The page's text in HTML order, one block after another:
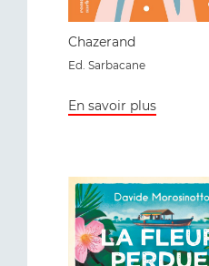
Chazerand
Ed. Sarbacane
En savoir plus